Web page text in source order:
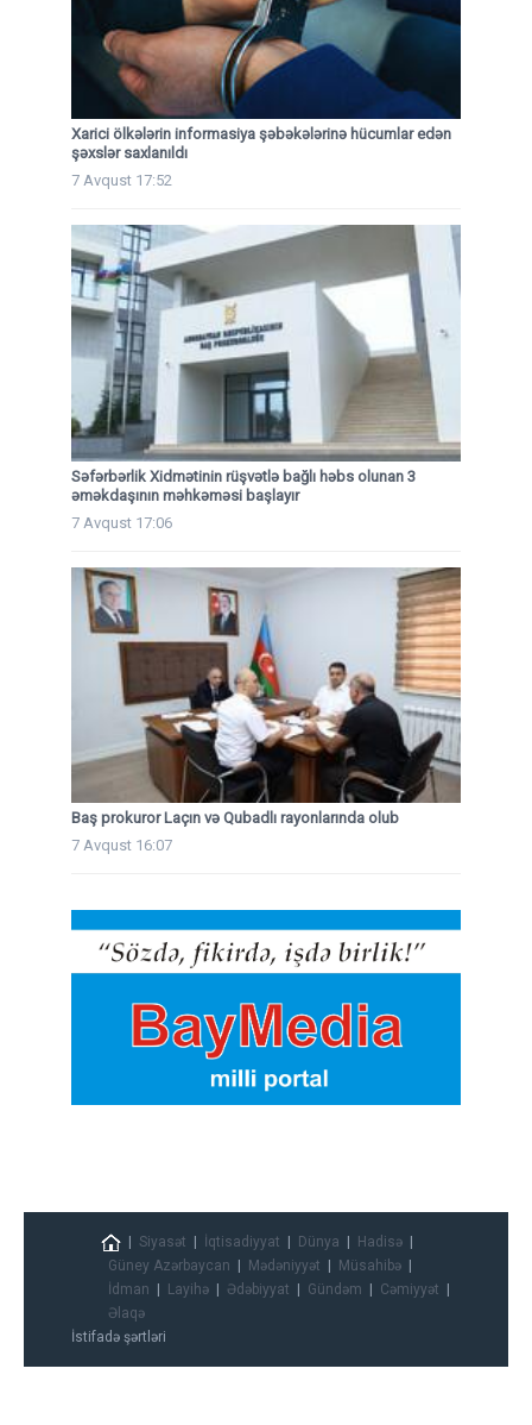
Xarici ölkələrin informasiya şəbəkələrinə hücumlar edən
şəxslər saxlanıldı
7 Avqust 17:52
Səfərbərlik Xidmətinin rüşvətlə bağlı həbs olunan 3
əməkdaşının məhkəməsi başlayır
7 Avqust 17:06
Baş prokuror Laçın və Qubadlı rayonlarında olub
7 Avqust 16:07
Siyasət İqtisadiyyat Dünya
Hadisə
Güney Azərbaycan
Mədəniyyət
Müsahibə
İdman
Layihə Ədəbiyyat Gündəm
Cəmiyyət
Əlaqə
İstifadə şərtləri